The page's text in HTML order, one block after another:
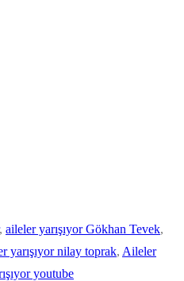
, aileler yarışıyor Gökhan Tevek
yarışıyor nilay toprak, Aileler
youtube